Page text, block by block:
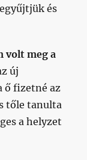
és
volt meg a
új
ő fizetné az
tőle tanulta
a helyzet